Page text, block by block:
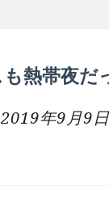
熱帯夜だ
2019年9月9日